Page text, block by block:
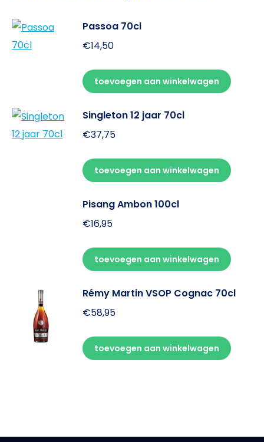
Passoa 70cl
€14,50
toevoegen aan winkelwagen
Singleton 12 jaar 70cl
€37,75
toevoegen aan winkelwagen
Pisang Ambon 100cl
€16,95
toevoegen aan winkelwagen
Rémy Martin VSOP Cognac 70cl
€58,95
toevoegen aan winkelwagen